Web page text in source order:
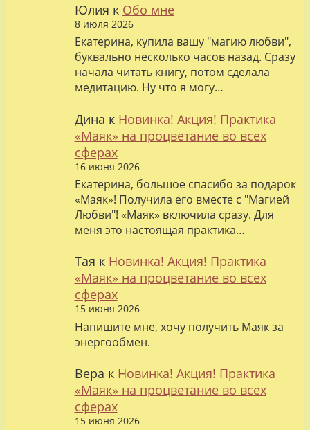
Юлия к Обо мне
8 июля 2026
Екатерина, купила вашу "магию любви",
буквально несколько часов назад. Сразу
начала читать книгу, потом сделала
медитацию. Ну что я могу…
Дина к Новинка! Акция! Практика
«Маяк» на процветание во всех
сферах
16 июня 2026
Екатерина, большое спасибо за подарок
«Маяк»! Получила его вместе с "Магией
Любви"! «Маяк» включила сразу. Для
меня это настоящая практика…
Тая к Новинка! Акция! Практика
«Маяк» на процветание во всех
сферах
15 июня 2026
Напишите мне, хочу получить Маяк за
энергообмен.
Вера к Новинка! Акция! Практика
«Маяк» на процветание во всех
сферах
15 июня 2026